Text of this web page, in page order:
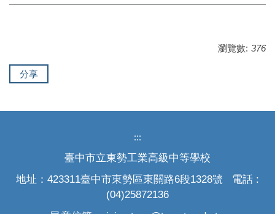
瀏覽數: 376
分享
:::
臺中市立東勢工業高級中等學校
地址：423311臺中市東勢區東關路6段1328號 電話 :
(04)25872136